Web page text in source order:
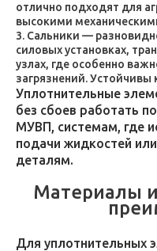
отлично подходят для
высокими
Сальники —
силовых установках,
узлах, где особенно
загрязнений. Устойчивы
Уплотнительные
без сбоев работать
МУВП, системам, где
подачи жидкостей
деталям.
Материалы
Для уплотнительных